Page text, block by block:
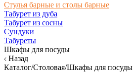
Стулья барные и столы барные
Табурет из дуба
Табурет из сосны
Сундуки
Табуреты
Шкафы для посуды
Назад
Каталог/Столовая/Шкафы для посуды